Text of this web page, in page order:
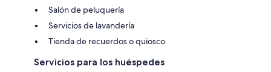
Salón de peluquería
Servicios de lavandería
Tienda de recuerdos o quiosco
Servicios para los huéspedes